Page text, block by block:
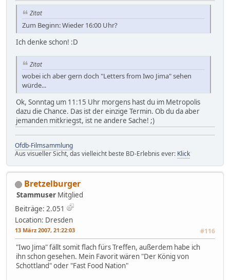
Zitat
Zum Beginn: Wieder 16:00 Uhr?
Ich denke schon! :D
Zitat
wobei ich aber gern doch "Letters from Iwo Jima" sehen
würde...
Ok, Sonntag um 11:15 Uhr morgens hast du im Metropolis
dazu die Chance. Das ist der einzige Termin. Ob du da aber
jemanden mitkriegst, ist ne andere Sache! ;)
Ofdb-Filmsammlung
Aus visueller Sicht, das vielleicht beste BD-Erlebnis ever: Klick
Bretzelburger
Stammuser Mitglied
Beiträge: 2.051
Location: Dresden
13 März 2007, 21:22:03 #116
"Iwo Jima" fällt somit flach fürs Treffen, außerdem habe ich
ihn schon gesehen. Mein Favorit wären "Der König von
Schottland" oder "Fast Food Nation"